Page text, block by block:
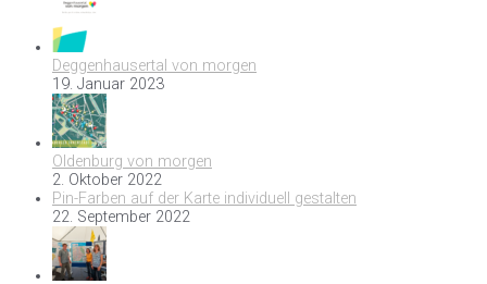
Deggenhausertal von morgen
19. Januar 2023
Oldenburg von morgen
2. Oktober 2022
Pin-Farben auf der Karte individuell gestalten
22. September 2022